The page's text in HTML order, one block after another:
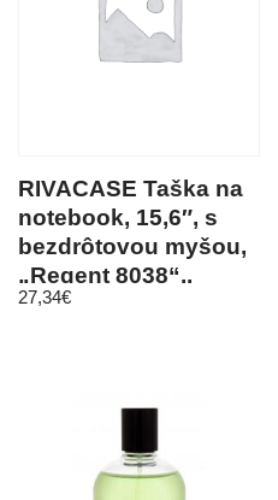
RIVACASE Taška na
notebook, 15,6″, s
bezdrôtovou myšou,
„Regent 8038“,,
čierna
27,34€